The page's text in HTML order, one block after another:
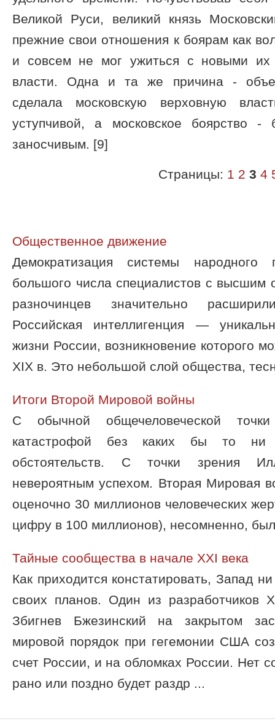
Великой Руси, великий князь
прежние свои отношения к боярам как
и совсем не мог ужиться с новыми их
власти. Одна и та же причина -
сделала московскую верховную
уступчивой, а московское боярство -
заносчивым. [9]
Страницы: 1 2 3 4
Общественное движение
Демократизация системы народного
большого числа специалистов с высшим
разночинцев значительно
Российская интеллигенция —
жизни России, возникновение которого
XIX в. Это небольшой слой общества,
Итоги Второй Мировой войны
С обычной общечеловеческой
катастрофой без каких бы то ни
обстоятельств. С точки зрения
невероятным успехом. Вторая Мировая
оценочно 30 миллионов человеческих
цифру в 100 миллионов), несомненно,
Тайные сообщества в начале XXI века
Как приходится констатировать, Запад
своих планов. Один из разработчиков
Збигнев Бжезинский на закрытом
мировой порядок при гегемонии США
счет России, и на обломках России. Нет
рано или поздно будет раздр ...